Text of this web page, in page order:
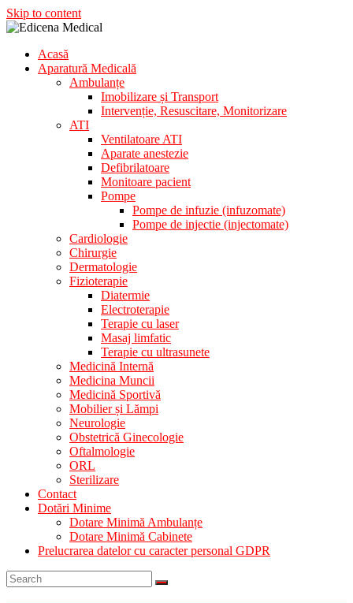
Skip to content
Edicena Medical
Aparatura Medicala
Acasă
Aparatură Medicală
Ambulanțe
Imobilizare și Transport
Intervenție, Resuscitare, Monitorizare
ATI
Ventilatoare ATI
Aparate anestezie
Defibrilatoare
Monitoare pacient
Pompe
Pompe de infuzie (infuzomate)
Pompe de injectie (injectomate)
Cardiologie
Chirurgie
Dermatologie
Fizioterapie
Diatermie
Electroterapie
Terapie cu laser
Masaj limfatic
Terapie cu ultrasunete
Medicină Internă
Medicina Muncii
Medicină Sportivă
Mobilier și Lămpi
Neurologie
Obstetrică Ginecologie
Oftalmologie
ORL
Sterilizare
Contact
Dotări Minime
Dotare Minimă Ambulanțe
Dotare Minimă Cabinete
Prelucrarea datelor cu caracter personal GDPR